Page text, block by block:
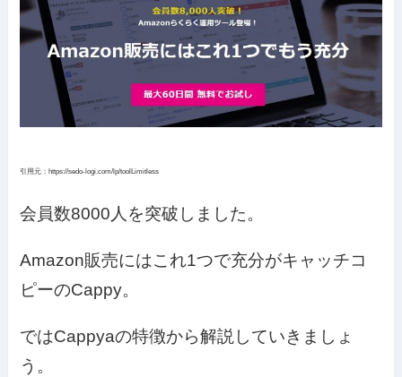
引用元：https://sedo-logi.com/lp/toolLimitless
会員数8000人を突破しました。
Amazon販売にはこれ1つで充分がキャッチコ
ピーのCappy。
ではCappyaの特徴から解説していきましょ
う。